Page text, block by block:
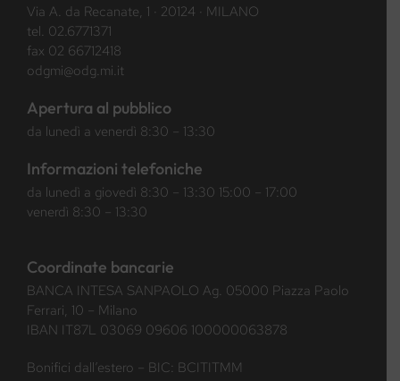
Via A. da Recanate, 1 · 20124 · MILANO
tel. 02.6771371
fax 02 66712418
odgmi@odg.mi.it
Apertura al pubblico
da lunedì a venerdì 8:30 – 13:30
Informazioni telefoniche
da lunedì a giovedì 8:30 – 13:30 15:00 – 17:00
venerdì 8:30 – 13:30
Coordinate bancarie
BANCA INTESA SANPAOLO Ag. 05000 Piazza Paolo
Ferrari, 10 – Milano
IBAN IT87L 03069 09606 100000063878
Bonifici dall’estero – BIC: BCITITMM